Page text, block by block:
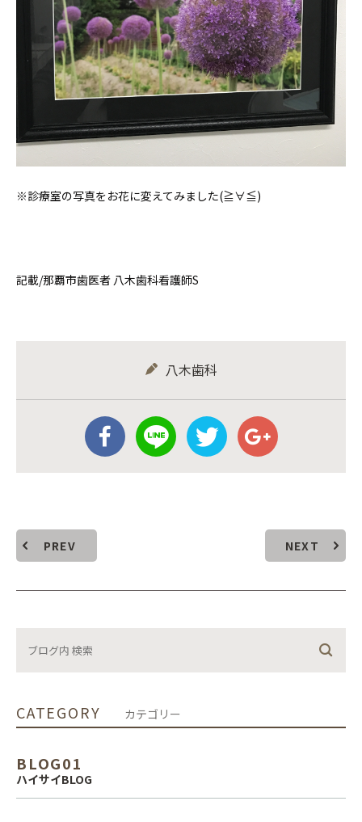
※診療室の写真をお花に変えてみました(≧∀≦)
記載/那覇市歯医者 八木歯科看護師S
八木歯科
PREV NEXT
CATEGORY カテゴリー
BLOG01
ハイサイBLOG